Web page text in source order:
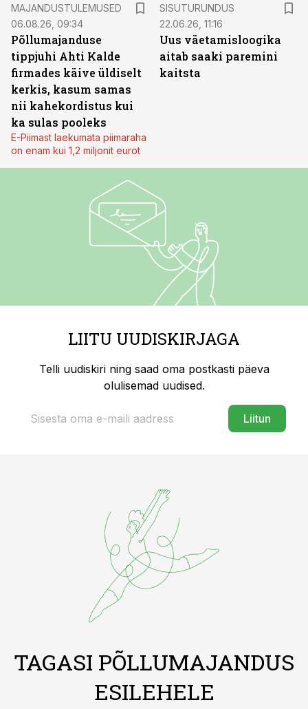
MAJANDUSTULEMUSED
06.08.26, 09:34
Põllumajanduse
tippjuhi Ahti Kalde
firmades käive üldiselt
kerkis, kasum samas
nii kahekordistus kui
ka sulas pooleks
E-Piimast laekumata piimaraha
on enam kui 1,2 miljonit eurot
SISUTURUNDUS
22.06.26, 11:16
Uus väetamisloogika
aitab saaki paremini
kaitsta
LIITU UUDISKIRJAGA
Telli uudiskiri ning saad oma postkasti päeva
olulisemad uudised.
Liitun
TAGASI PÕLLUMAJANDUS
ESILEHELE